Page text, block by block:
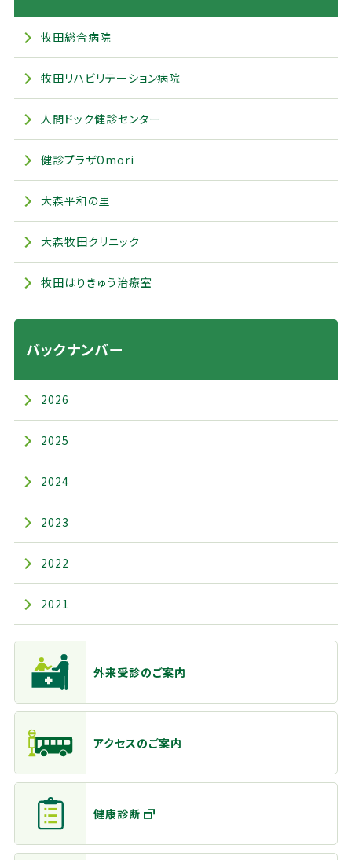
牧田総合病院
牧田リハビリテーション病院
人間ドック健診センター
健診プラザOmori
大森平和の里
大森牧田クリニック
牧田はりきゅう治療室
バックナンバー
2026
2025
2024
2023
2022
2021
主なメニュー
外来受診のご案内
アクセスのご案内
健康診断